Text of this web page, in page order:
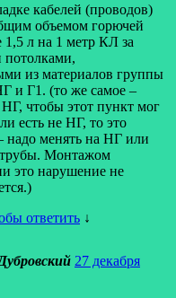
кабелей (проводов)
объемом горючей
1,5 л на 1 метр КЛ за
из материалов группы
и Г1. (то же самое –
НГ, чтобы этот пункт мог
есть не НГ, то это
надо менять на НГ или
Монтажом
это нарушение не
ответить ↓
27 декабря